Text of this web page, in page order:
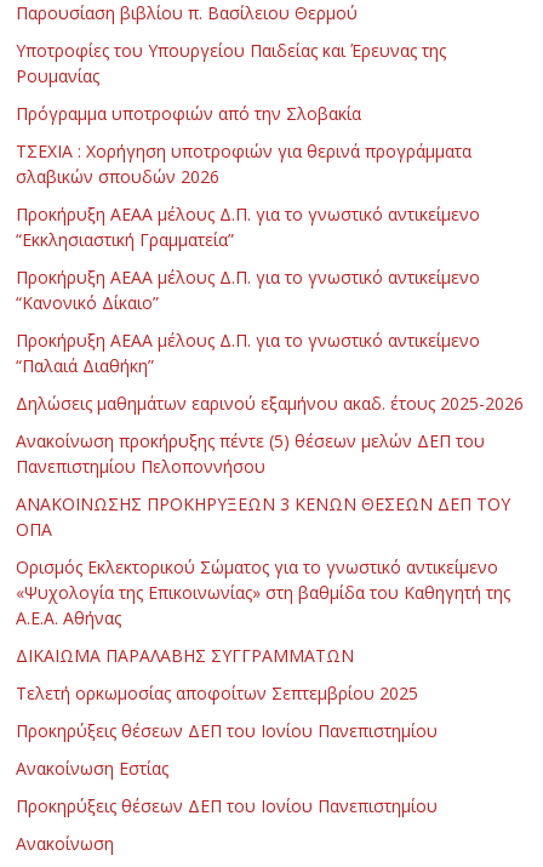
Παρουσίαση βιβλίου π. Βασίλειου Θερμού
Υποτροφίες του Υπουργείου Παιδείας και Έρευνας της
Ρουμανίας
Πρόγραμμα υποτροφιών από την Σλοβακία
ΤΣΕΧΙΑ : Χορήγηση υποτροφιών για θερινά προγράμματα
σλαβικών σπουδών 2026
Προκήρυξη ΑΕΑΑ μέλους Δ.Π. για το γνωστικό αντικείμενο
“Εκκλησιαστική Γραμματεία”
Προκήρυξη ΑΕΑΑ μέλους Δ.Π. για το γνωστικό αντικείμενο
“Κανονικό Δίκαιο”
Προκήρυξη ΑΕΑΑ μέλους Δ.Π. για το γνωστικό αντικείμενο
“Παλαιά Διαθήκη”
Δηλώσεις μαθημάτων εαρινού εξαμήνου ακαδ. έτους 2025-2026
Ανακοίνωση προκήρυξης πέντε (5) θέσεων μελών ΔΕΠ του
Πανεπιστημίου Πελοποννήσου
ΑΝΑΚΟΙΝΩΣΗΣ ΠΡΟΚΗΡΥΞΕΩΝ 3 ΚΕΝΩΝ ΘΕΣΕΩΝ ΔΕΠ ΤΟΥ
ΟΠΑ
Ορισμός Εκλεκτορικού Σώματος για το γνωστικό αντικείμενο
«Ψυχολογία της Επικοινωνίας» στη βαθμίδα του Καθηγητή της
Α.Ε.Α. Αθήνας
ΔΙΚΑΙΩΜΑ ΠΑΡΑΛΑΒΗΣ ΣΥΓΓΡΑΜΜΑΤΩΝ
Τελετή ορκωμοσίας αποφοίτων Σεπτεμβρίου 2025
Προκηρύξεις θέσεων ΔΕΠ του Ιονίου Πανεπιστημίου
Ανακοίνωση Εστίας
Προκηρύξεις θέσεων ΔΕΠ του Ιονίου Πανεπιστημίου
Ανακοίνωση